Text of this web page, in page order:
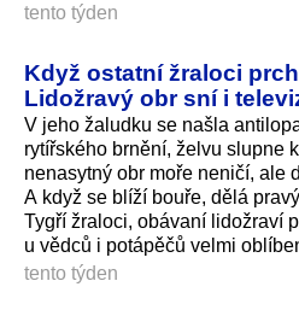
tento týden
Když ostatní žraloci
Lidožravý obr sní i
V jeho žaludku se našla
rytířského brnění, želvu slupne
nenasytný obr moře neničí, ale
A když se blíží bouře, dělá
Tygří žraloci, obávaní lidožraví
u vědců i potápěčů velmi
tento týden